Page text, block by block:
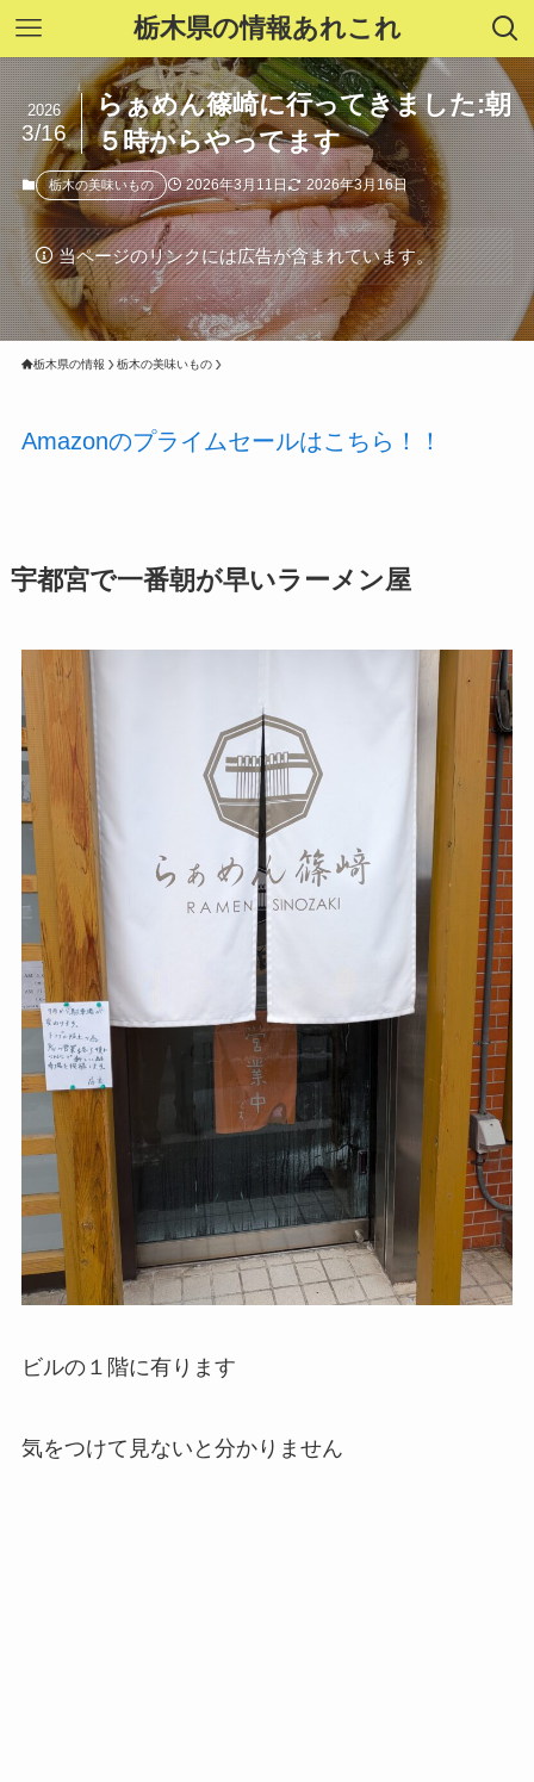
栃木県の情報あれこれ
らぁめん篠崎に行ってきました:朝
５時からやってます
2026
3/16
栃木の美味いもの 2026年3月11日 2026年3月16日
当ページのリンクには広告が含まれています。
栃木県の情報 栃木の美味いもの
Amazonのプライムセールはこちら！！
宇都宮で一番朝が早いラーメン屋
ビルの１階に有ります
気をつけて見ないと分かりません